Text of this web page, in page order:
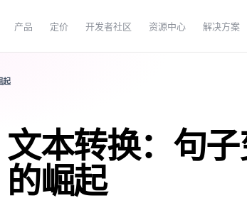
产品 定价 开发者社区 资源中心 解决方案
起
文本转换：句
的崛起